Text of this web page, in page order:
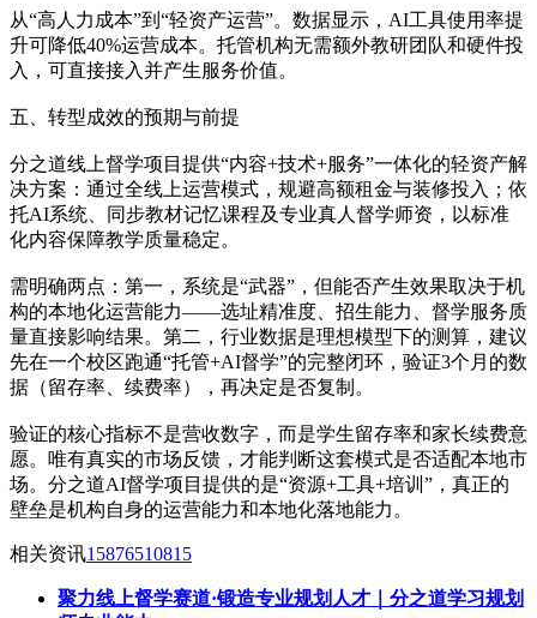
从“高人力成本”到“轻资产运营”。数据显示，AI工具使用率提
升可降低40%运营成本。托管机构无需额外教研团队和硬件投
入，可直接接入并产生服务价值。
五、转型成效的预期与前提
分之道线上督学项目提供“内容+技术+服务”一体化的轻资产解
决方案：通过全线上运营模式，规避高额租金与装修投入；依
托AI系统、同步教材记忆课程及专业真人督学师资，以标准
化内容保障教学质量稳定。
需明确两点：第一，系统是“武器”，但能否产生效果取决于机
构的本地化运营能力——选址精准度、招生能力、督学服务质
量直接影响结果。第二，行业数据是理想模型下的测算，建议
先在一个校区跑通“托管+AI督学”的完整闭环，验证3个月的数
据（留存率、续费率），再决定是否复制。
验证的核心指标不是营收数字，而是学生留存率和家长续费意
愿。唯有真实的市场反馈，才能判断这套模式是否适配本地市
场。分之道AI督学项目提供的是“资源+工具+培训”，真正的
壁垒是机构自身的运营能力和本地化落地能力。
相关资讯15876510815
聚力线上督学赛道·锻造专业规划人才｜分之道学习规划